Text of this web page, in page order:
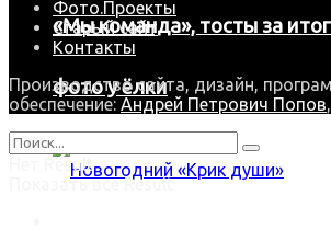
«Мы команда», тосты за
фото у ёлки
Фото.Проекты
Старый сайт
Контакты
Производство сайта, дизайн,
обеспечение: Андрей Петрович Попов
Нет Result
Показать все Result